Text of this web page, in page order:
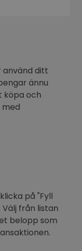
använd ditt
ännu
köpa och
på "Fyll
från listan
belopp som